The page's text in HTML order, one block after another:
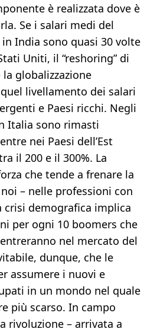
è realizzata dove è
Se i salari medi del
India sono quasi 30 volte
Uniti, il “reshoring” di
la globalizzazione
livellamento dei salari
e Paesi ricchi. Negli
Italia sono rimasti
nei Paesi dell’Est
il 200 e il 300%. La
che tende a frenare la
– nelle professioni con
crisi demografica implica
per ogni 10 boomers che
nel mercato del
dunque, che le
assumere i nuovi e
in un mondo nel quale
più scarso. In campo
rivoluzione – arrivata a